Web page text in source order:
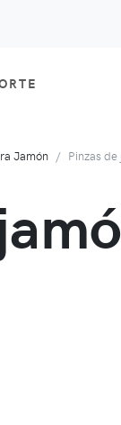
Jamón Pinzas de